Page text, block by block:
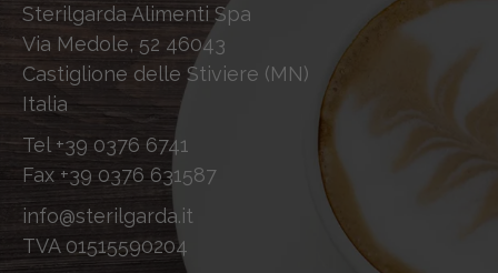
Sterilgarda Alimenti Spa
Via Medole, 52 46043
Castiglione delle Stiviere (MN)
Italia
Tel +39 0376 6741
Fax +39 0376 631587
info@sterilgarda.it
TVA 01515590204